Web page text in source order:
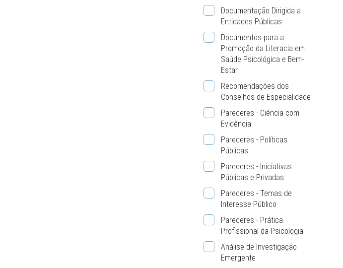
Documentação Dirigida a
Entidades Públicas
Documentos para a
Promoção da Literacia em
Saúde Psicológica e Bem-
Estar
Recomendações dos
Conselhos de Especialidade
Pareceres - Ciência com
Evidência
Pareceres - Políticas
Públicas
Pareceres - Iniciativas
Públicas e Privadas
Pareceres - Temas de
Interesse Público
Pareceres - Prática
Profissional da Psicologia
Análise de Investigação
Emergente